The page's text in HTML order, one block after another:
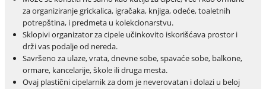
za organiziranje grickalica, igračaka, knjiga, odeće, toaletnih
potrepština, i predmeta u kolekcionarstvu.
Sklopivi organizator za cipele učinkovito iskorišćava prostor i
drži vas podalje od nereda.
Savršeno za ulaze, vrata, dnevne sobe, spavaće sobe, balkone,
ormare, kancelarije, škole ili druga mesta.
Ovaj plastični cipelarnik za dom je neverovatan i dolazi u beloj